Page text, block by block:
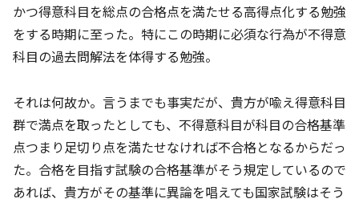
かつ得意科目を総点の合格点を満たせる高得点化する勉強
をする時期に至った。特にこの時期に必須な行為が不得意
科目の過去問解法を体得する勉強。
それは何故か。言うまでも事実だが、貴方が喩え得意科目
群で満点を取ったとしても、不得意科目が科目の合格基準
点つまり足切り点を満たせなければ不合格となるからだっ
た。合格を目指す試験の合格基準がそう規定しているので
あれば、貴方がその基準に異論を唱えても国家試験はそう